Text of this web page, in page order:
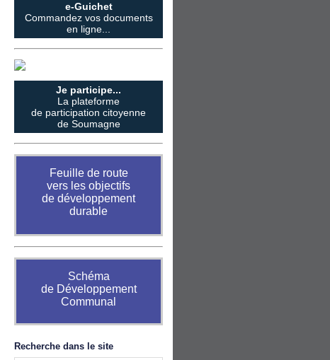
e-Guichet
Commandez vos documents
en ligne...
Je participe...
La plateforme
de participation citoyenne
de Soumagne
Feuille de route
vers les objectifs
de développement
durable
Schéma
de Développement
Communal
Recherche dans le site